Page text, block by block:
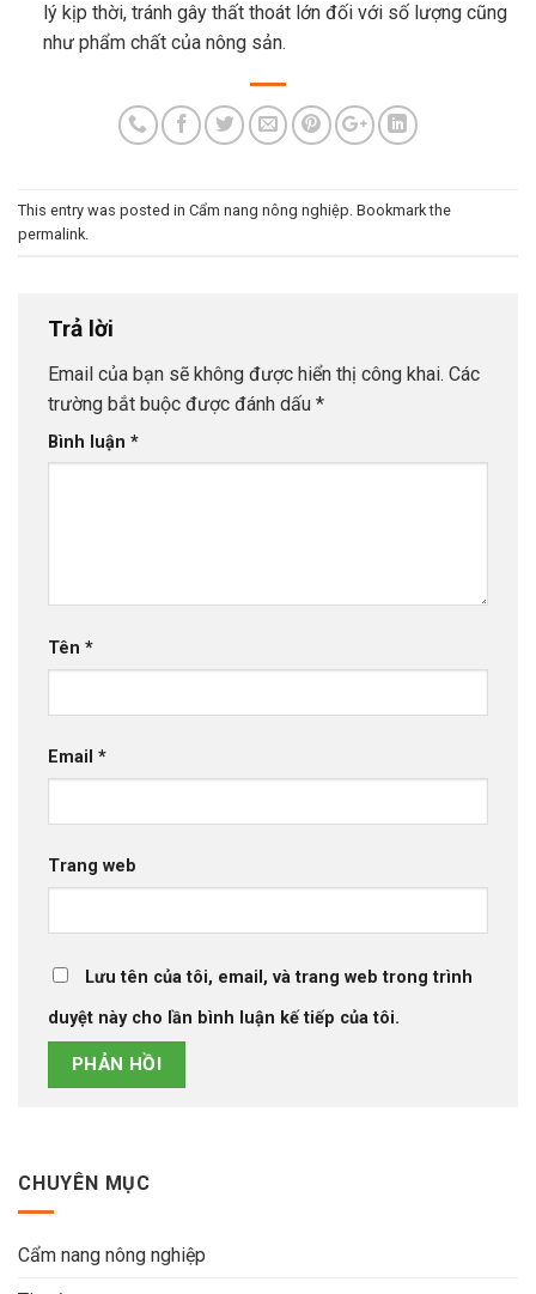
lý kịp thời, tránh gây thất thoát lớn đối với số lượng cũng
như phẩm chất của nông sản.
This entry was posted in Cẩm nang nông nghiệp . Bookmark the
permalink
Trả lời
Email của bạn sẽ không được hiển thị công khai. Các
trường bắt buộc được đánh dấu *
Bình luận *
Tên *
Email *
Trang web
Lưu tên của tôi, email, và trang web trong trình
duyệt này cho lần bình luận kế tiếp của tôi.
CHUYÊN MỤC
Cẩm nang nông nghiệp